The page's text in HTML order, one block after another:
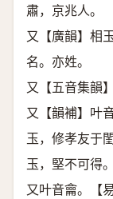
肅，京兆人。
又【廣韻】相
名。亦姓。
又【五音集韻
又【韻補】叶
玉，修孝友于
玉，堅不可得
又叶音龠。【